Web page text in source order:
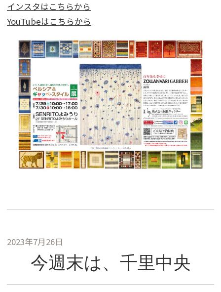
インスタはこちらから
YouTubeはこちらから
2023年7月26日
今週末は、千里中央